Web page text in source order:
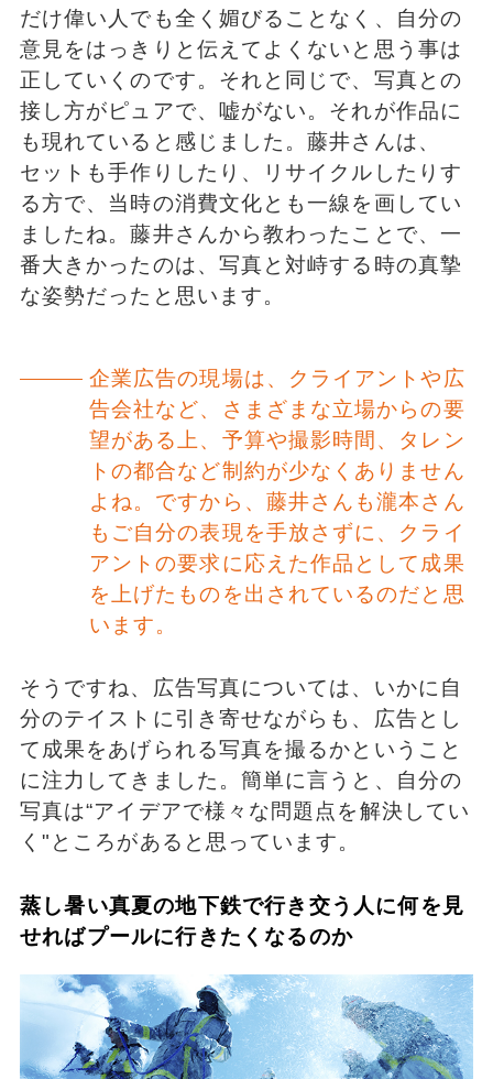
だけ偉い人でも全く媚びることなく、自分の
意見をはっきりと伝えてよくないと思う事は
正していくのです。それと同じで、写真との
接し方がピュアで、嘘がない。それが作品に
も現れていると感じました。藤井さんは、
セットも手作りしたり、リサイクルしたりす
る方で、当時の消費文化とも一線を画してい
ましたね。藤井さんから教わったことで、一
番大きかったのは、写真と対峙する時の真摯
な姿勢だったと思います。
企業広告の現場は、クライアントや広
告会社など、さまざまな立場からの要
望がある上、予算や撮影時間、タレン
トの都合など制約が少なくありません
よね。ですから、藤井さんも瀧本さん
もご自分の表現を手放さずに、クライ
アントの要求に応えた作品として成果
を上げたものを出されているのだと思
います。
そうですね、広告写真については、いかに自
分のテイストに引き寄せながらも、広告とし
て成果をあげられる写真を撮るかということ
に注力してきました。簡単に言うと、自分の
写真は“アイデアで様々な問題点を解決してい
く"ところがあると思っています。
蒸し暑い真夏の地下鉄で行き交う人に何を見
せればプールに行きたくなるのか